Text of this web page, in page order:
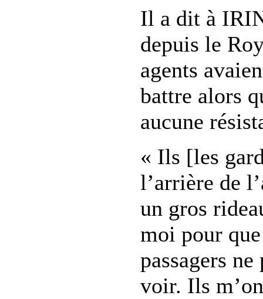
Il a dit à
depuis le
agents
battre alors
aucune
« Ils [les
l’arrière de
un gros
moi pour
passagers
voir. Ils